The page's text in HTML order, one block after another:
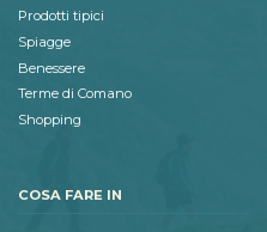
Prodotti tipici
Spiagge
Benessere
Terme di Comano
Shopping
COSA FARE IN